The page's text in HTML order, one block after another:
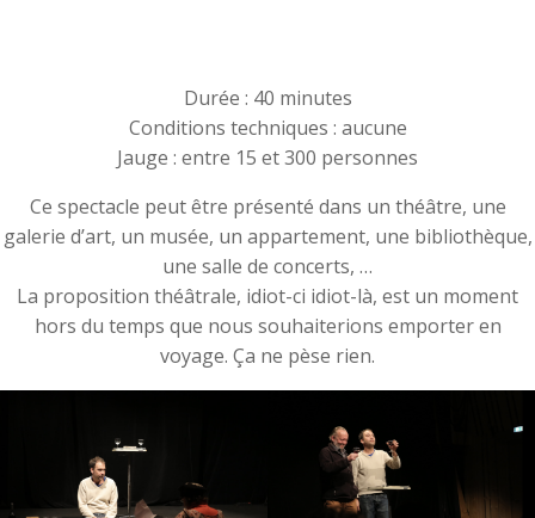
Durée : 40 minutes
Conditions techniques : aucune
Jauge : entre 15 et 300 personnes
Ce spectacle peut être présenté dans un théâtre, une
galerie dʼart, un musée, un appartement, une bibliothèque,
une salle de concerts, …
La proposition théâtrale, idiot-ci idiot-là, est un moment
hors du temps que nous souhaiterions emporter en
voyage. Ça ne pèse rien.